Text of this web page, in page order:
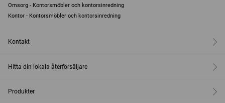
Omsorg - Kontorsmöbler och kontorsinredning
Kontor - Kontorsmöbler och kontorsinredning
Kontakt
Hitta din lokala återförsäljare
Produkter